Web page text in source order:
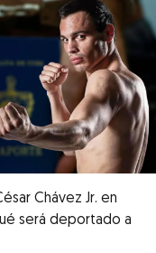
Chávez Jr. en
será deportado a